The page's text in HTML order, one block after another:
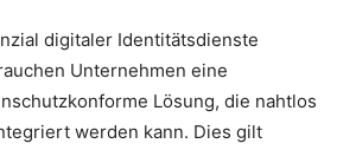
digitaler Identitätsdienste
Unternehmen eine
Lösung, die nahtlos
werden kann. Dies gilt